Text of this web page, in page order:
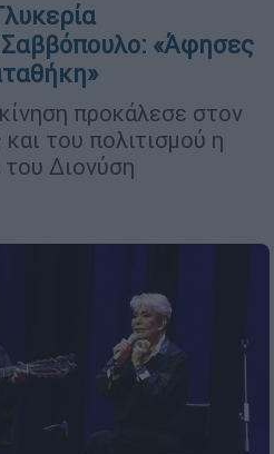
Σαββόπουλο: «Άφησες
προκάλεσε στον
του πολιτισμού η
Διονύση